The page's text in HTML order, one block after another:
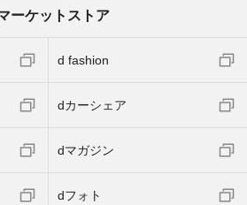
ーケットストア
d fashion
dカーシェア
dマガジン
dフォト